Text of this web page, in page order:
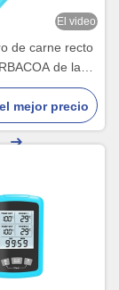
El video
de carne recto
de la
IP66 para
la comida de
mejor precio